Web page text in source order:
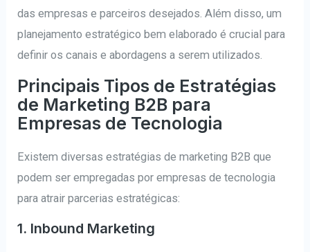
das empresas e parceiros desejados. Além disso, um
planejamento estratégico bem elaborado é crucial para
definir os canais e abordagens a serem utilizados.
Principais Tipos de Estratégias
de Marketing B2B para
Empresas de Tecnologia
Existem diversas estratégias de marketing B2B que
podem ser empregadas por empresas de tecnologia
para atrair parcerias estratégicas:
1. Inbound Marketing